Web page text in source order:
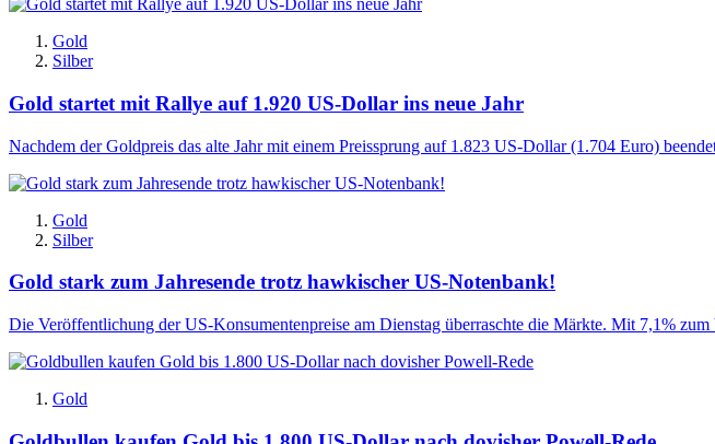
Gold
Silber
Gold startet mit Rallye auf 1.920 US-Dollar ins neue Jahr
Nachdem der Goldpreis das alte Jahr mit einem Preissprung auf 1.823 US-Dollar (1.704 Euro)
Gold
Silber
Gold stark zum Jahresende trotz hawkischer US-Notenbank!
Die Veröffentlichung der US-Konsumentenpreise am Dienstag überraschte die Märkte. Mit 7,1%
Gold